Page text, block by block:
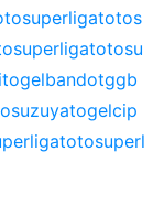
superligatotos
superligatotosu
bandotggb
suzuyatogelcip
superl